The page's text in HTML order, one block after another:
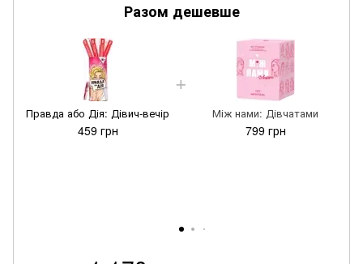
Разом дешевше
Правда або Дія: Дівич-вечір
459 грн
Між нами: Дівчатами
799 грн